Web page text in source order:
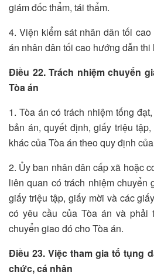
giám đốc thẩm, tái thẩm.
4. Viện kiểm sát nhân dân tối
án nhân dân tối cao hướng dẫn
Điều 22. Trách nhiệm chuyển
Tòa án
1. Tòa án có trách nhiệm tống
bản án, quyết định, giấy triệu
khác của Tòa án theo quy định
2. Ủy ban nhân dân cấp xã hoặc
liên quan có trách nhiệm chuyển
giấy triệu tập, giấy mời và các
có yêu cầu của Tòa án và phải
chuyển giao đó cho Tòa án.
Điều 23. Việc tham gia tố tụng
chức, cá nhân